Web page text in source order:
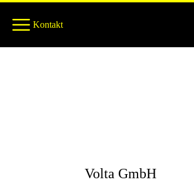
Kontakt
Volta GmbH